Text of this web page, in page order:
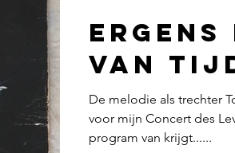
Ergens
van
De melodie als trechter
voor mijn Concert des
program van krijgt......